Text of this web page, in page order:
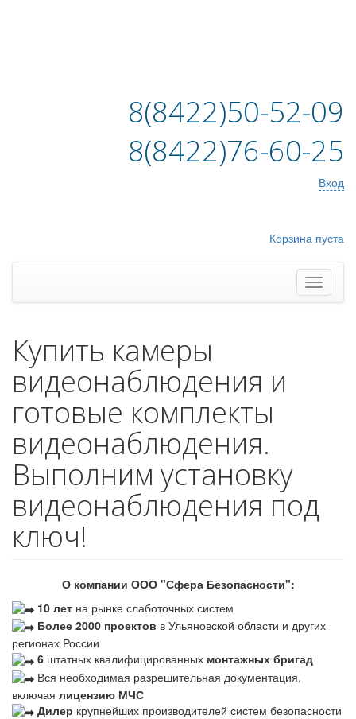
8(8422)50-52-09
8(8422)76-60-25
Вход
Корзина пуста
Купить камеры
видеонаблюдения и
готовые комплекты
видеонаблюдения.
Выполним установку
видеонаблюдения под
ключ!
О компании ООО "Сфера Безопасности":
10 лет на рынке слаботочных систем
Более 2000 проектов в Ульяновской области и других
регионах России
6 штатных квалифицированных монтажных бригад
Вся необходимая разрешительная документация,
включая лицензию МЧС
Дилер крупнейших производителей систем безопасности